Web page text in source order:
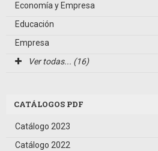
Economía y Empresa
Educación
Empresa
Ver todas... (16)
CATÁLOGOS PDF
Catálogo 2023
Catálogo 2022